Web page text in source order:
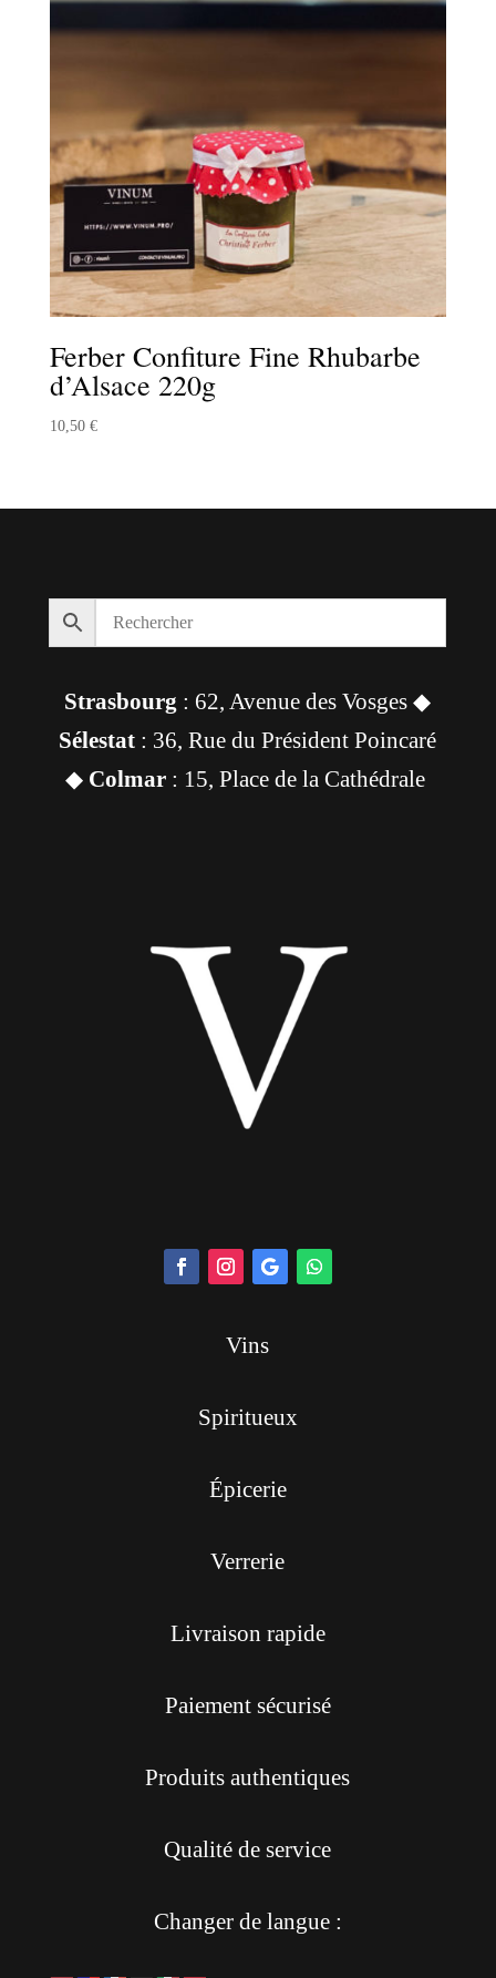
Ferber Confiture Fine Rhubarbe
d’Alsace 220g
10,50 €
Strasbourg : 62, Avenue des Vosges ◆
Sélestat : 36, Rue du Président Poincaré
◆ Colmar: 15, Place de la Cathédrale
Vins
Spiritueux
Épicerie
Verrerie
Livraison rapide
Paiement sécurisé
Produits authentiques
Qualité de service
Changer de langue :